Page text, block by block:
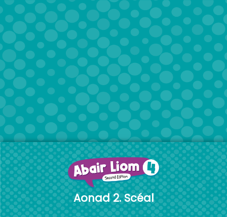
Aonad 2. Scéal